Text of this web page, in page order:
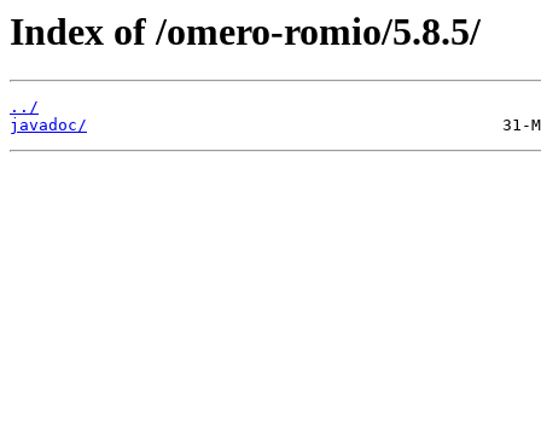
Index of /omero-romio/5.8.5/
../
javadoc/